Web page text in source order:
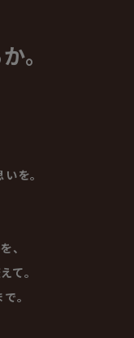
。
を。
、
て。
。